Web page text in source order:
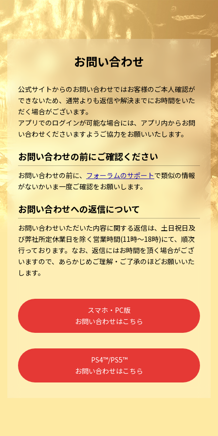
お問い合わせ
公式サイトからのお問い合わせではお客様のご本人確認が
できないため、通常よりも返信や解決までにお時間をいた
だく場合がございます。
アプリでのログインが可能な場合には、アプリ内からお問
い合わせくださいますようご協力をお願いいたします。
お問い合わせの前にご確認ください
お問い合わせの前に、 フォーラムのサポートで類似の情報
がないかいま一度ご確認をお願いします。
お問い合わせへの返信について
お問い合わせいただいた内容に関する返信は、土日祝日及
び弊社所定休業日を除く営業時間(11時～18時)にて、順次
行っております。なお、返信にはお時間を頂く場合がござ
いますので、あらかじめご理解・ご了承のほどお願いいた
します。
スマホ・PC版
お問い合わせはこちら
PS4™/PS5™
お問い合わせはこちら